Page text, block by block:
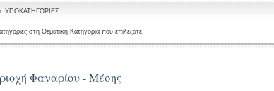
ΥΠΟΚΑΤΗΓΟΡΙΕΣ
στη Θεματική Κατηγορία που επιλέξατε.
Φαναρίου - Μέσης